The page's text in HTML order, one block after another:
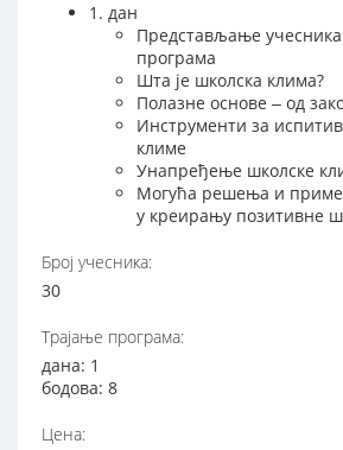
1. дан
Представљање
програма
Шта је школска клима?
Полазне основе ‒ од
Инструменти за
климе
Унапређење школске
Могућа решења и
у креирању позитивне
Број учесника:
30
Трајање програма:
дана: 1
бодова: 8
Цена: